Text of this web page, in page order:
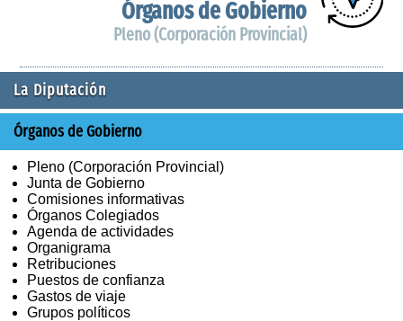
Órganos de Gobierno
Pleno (Corporación Provincial)
La Diputación
Órganos de Gobierno
Pleno (Corporación Provincial)
Junta de Gobierno
Comisiones informativas
Órganos Colegiados
Agenda de actividades
Organigrama
Retribuciones
Puestos de confianza
Gastos de viaje
Grupos políticos